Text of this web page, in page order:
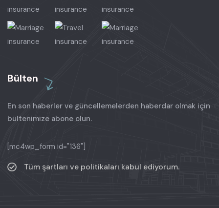
Bülten
En son haberler ve güncellemelerden haberdar olmak için
bültenimize abone olun.
[mc4wp_form id="136"]
Tüm şartları ve politikaları kabul ediyorum.